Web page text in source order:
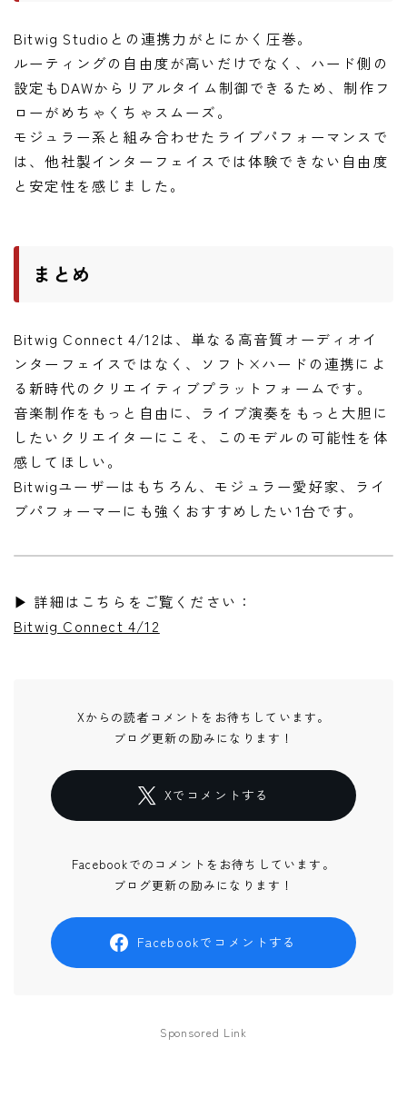
Bitwig Studioとの連携力がとにかく圧巻。
ルーティングの自由度が高いだけでなく、ハード側の
設定もDAWからリアルタイム制御できるため、制作フ
ローがめちゃくちゃスムーズ。
モジュラー系と組み合わせたライブパフォーマンスで
は、他社製インターフェイスでは体験できない自由度
と安定性を感じました。
まとめ
Bitwig Connect 4/12は、単なる高音質オーディオイ
ンターフェイスではなく、ソフト×ハードの連携によ
る新時代のクリエイティブプラットフォームです。
音楽制作をもっと自由に、ライブ演奏をもっと大胆に
したいクリエイターにこそ、このモデルの可能性を体
感してほしい。
Bitwigユーザーはもちろん、モジュラー愛好家、ライ
ブパフォーマーにも強くおすすめしたい1台です。
▶ 詳細はこちらをご覧ください：
Bitwig Connect 4/12
Xからの読者コメントをお待ちしています。
ブログ更新の励みになります！
Xでコメントする
Facebookでのコメントをお待ちしています。
ブログ更新の励みになります！
Facebookでコメントする
Sponsored Link